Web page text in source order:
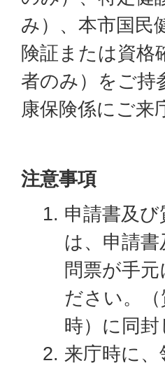
み）、本市国民
険証または資格
者のみ）をご持
康保険係にご来
注意事項
申請書及
は、申請
問票が手
ださい。
時）に同
来庁時に